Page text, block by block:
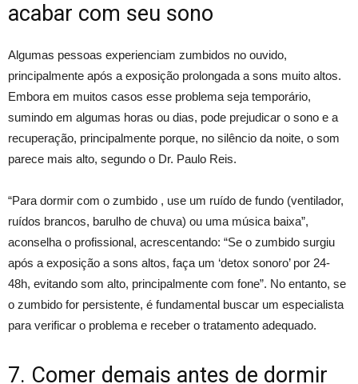
acabar com seu sono
Algumas pessoas experienciam zumbidos no ouvido,
principalmente após a exposição prolongada a sons muito altos.
Embora em muitos casos esse problema seja temporário,
sumindo em algumas horas ou dias, pode prejudicar o sono e a
recuperação, principalmente porque, no silêncio da noite, o som
parece mais alto, segundo o Dr. Paulo Reis.
“Para dormir com o zumbido , use um ruído de fundo (ventilador,
ruídos brancos, barulho de chuva) ou uma música baixa”,
aconselha o profissional, acrescentando: “Se o zumbido surgiu
após a exposição a sons altos, faça um ‘detox sonoro’ por 24-
48h, evitando som alto, principalmente com fone”. No entanto, se
o zumbido for persistente, é fundamental buscar um especialista
para verificar o problema e receber o tratamento adequado.
7. Comer demais antes de dormir